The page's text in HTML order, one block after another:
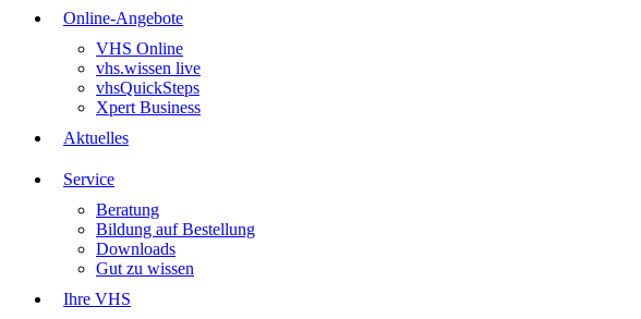
Online-Angebote
VHS Online
vhs.wissen live
vhsQuickSteps
Xpert Business
Aktuelles
Service
Beratung
Bildung auf Bestellung
Downloads
Gut zu wissen
Ihre VHS